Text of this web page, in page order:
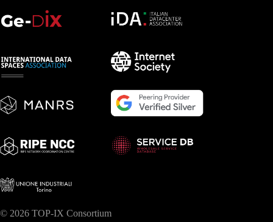
© 2026 TOP-IX Consortium